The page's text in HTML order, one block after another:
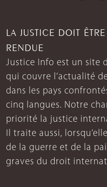
LA JUSTICE DOIT
RENDUE
Justice Info est un site
qui couvre l’actualité
dans les pays
cinq langues. Notre
priorité la justice
Il traite aussi,
de la guerre et de la
graves du droit